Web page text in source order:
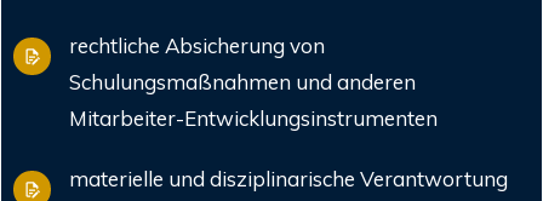
rechtliche Absicherung von
Schulungsmaßnahmen und anderen
Mitarbeiter-Entwicklungsinstrumenten
materielle und disziplinarische Verantwortung